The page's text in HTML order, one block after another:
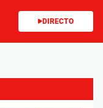
DIRECTO